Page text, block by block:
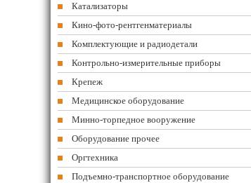
Катализаторы
Кино-фото-рентгенматериалы
Комплектующие и радиодетали
Контрольно-измерительные приборы
Крепеж
Медицинское оборудование
Минно-торпедное вооружение
Оборудование прочее
Оргтехника
Подъемно-транспортное оборудование